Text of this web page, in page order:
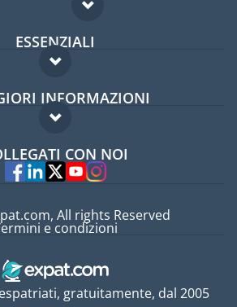
ESSENZIALI
Forum per expat
Guida per expat
INFORMAZIONI
Domande frequenti
EspertiCON NOI
gratuitamente, dal 2005
All rights Reserved
e condizioni